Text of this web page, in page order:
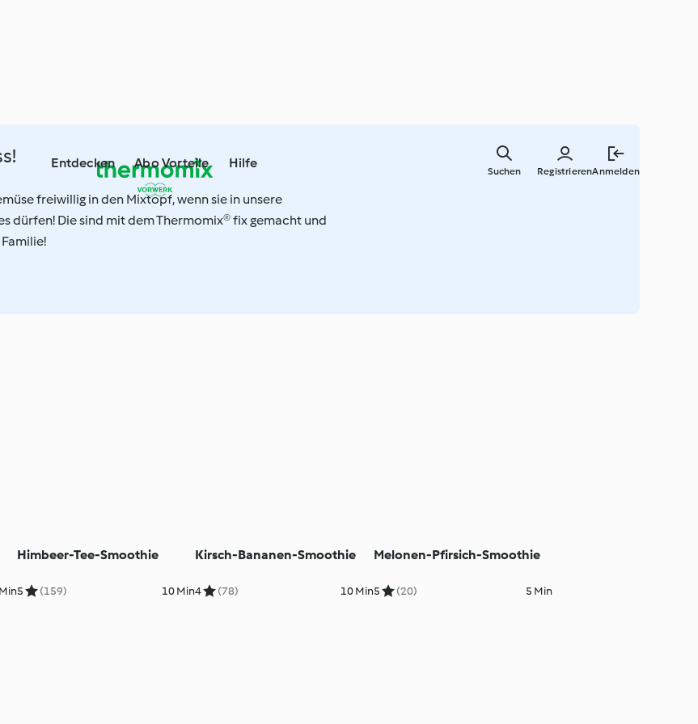
Entdecken Abo Vorteile Hilfe
RegistrierenAnmelden
Suchen
freiwillig in den Mixtopf, wenn sie in unsere
dürfen! Die sind mit dem Thermomix® fix gemacht und
Himbeer-Tee-Smoothie
5 (159) 10 Min
Kirsch-Bananen-Smoothie
4 (78) 10 Min
Melonen-Pfirsich-Smoothie
5 (20) 5 Min